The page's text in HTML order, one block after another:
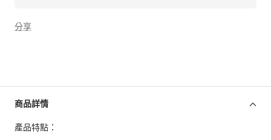
分享
商品詳情
產品特點：